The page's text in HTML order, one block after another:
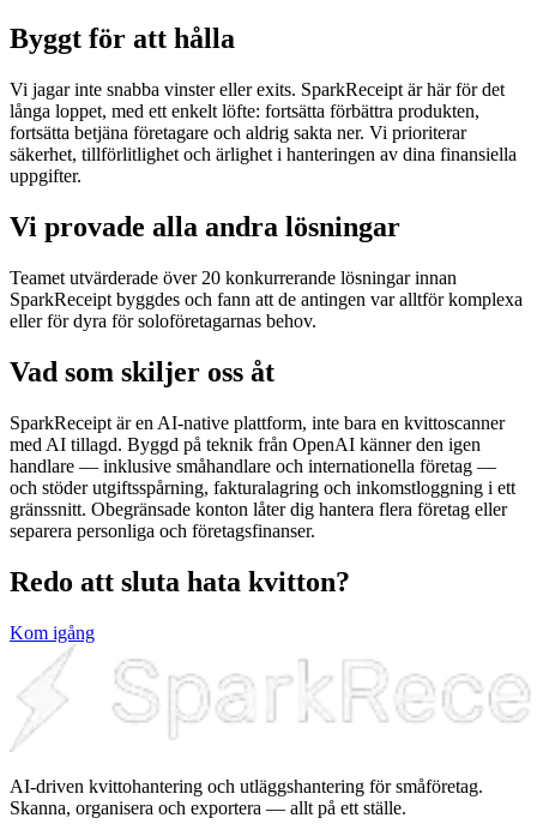
Byggt för att hålla
Vi jagar inte snabba vinster eller exits. SparkReceipt är här för det
långa loppet, med ett enkelt löfte: fortsätta förbättra produkten,
fortsätta betjäna företagare och aldrig sakta ner. Vi prioriterar
säkerhet, tillförlitlighet och ärlighet i hanteringen av dina finansiella
uppgifter.
Vi provade alla andra lösningar
Teamet utvärderade över 20 konkurrerande lösningar innan
SparkReceipt byggdes och fann att de antingen var alltför komplexa
eller för dyra för soloföretagarnas behov.
Vad som skiljer oss åt
SparkReceipt är en AI-native plattform, inte bara en kvittoscanner
med AI tillagd. Byggd på teknik från OpenAI känner den igen
handlare — inklusive småhandlare och internationella företag —
och stöder utgiftsspårning, fakturalagring och inkomstloggning i ett
gränssnitt. Obegränsade konton låter dig hantera flera företag eller
separera personliga och företagsfinanser.
Redo att sluta hata kvitton?
Kom igång
AI-driven kvittohantering och utläggshantering för småföretag.
Skanna, organisera och exportera — allt på ett ställe.